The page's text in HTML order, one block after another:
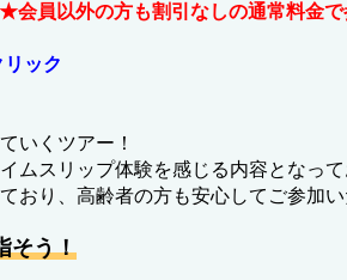
員以外の方も割引なしの通常料金
リック
いくツアー！
ムスリップ体験を感じる内容となっ
おり、高齢者の方も安心してご参加
そう！